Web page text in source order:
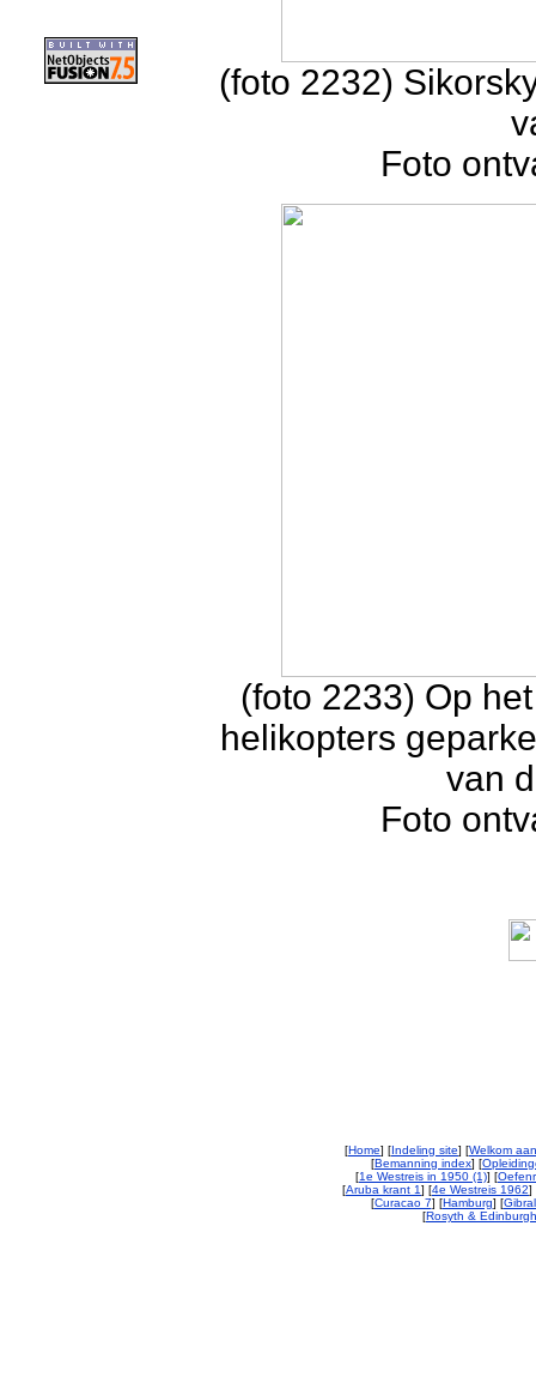
(foto 2232)
Foto
(foto 2233) Op
helikopters
van
Foto
[Home] [Indeling site] [Welkom
[Bemanning index] [
[1e Westreis in 1950 (1)] [
[Aruba krant 1] [4e Westreis 1962]
[Curacao 7] [Hamburg] [
[Rosyth &